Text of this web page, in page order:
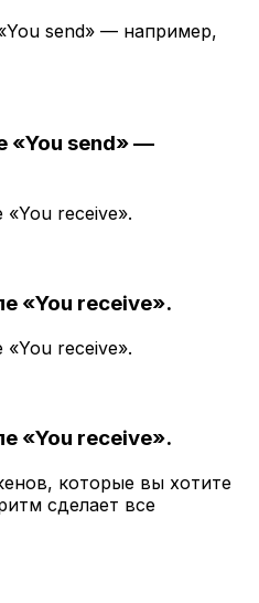
«You send» —
«You receive».
«You receive».